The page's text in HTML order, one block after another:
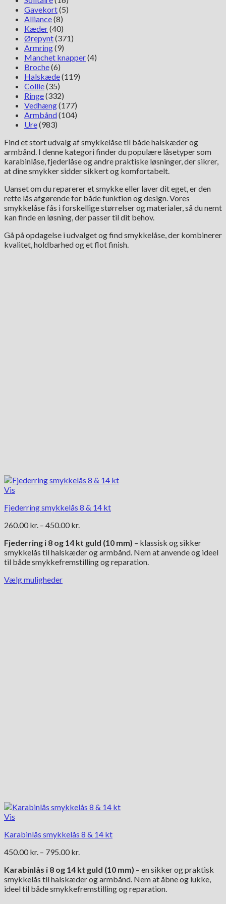
Gavekort(5)
Alliance(8)
Kæder(40)
Ørepynt(371)
Armring(9)
Manchet knapper(4)
Broche(6)
Halskæde(119)
Collie(35)
Ringe(332)
Vedhæng(177)
Armbånd(104)
Ure(983)
Find et stort udvalg af smykkelåse til både halskæder og
armbånd. I denne kategori finder du populære låsetyper som
karabinlåse, fjederlåse og andre praktiske løsninger, der sikrer,
at dine smykker sidder sikkert og komfortabelt.
Uanset om du reparerer et smykke eller laver dit eget, er den
rette lås afgørende for både funktion og design. Vores
smykkelåse fås i forskellige størrelser og materialer, så du nemt
kan finde en løsning, der passer til dit behov.
Gå på opdagelse i udvalget og find smykkelåse, der kombinerer
kvalitet, holdbarhed og et flot finish.
Vis
Fjederring smykkelås 8 & 14 kt
260.00 kr. – 450.00 kr.
til
450.00 kr.
Fjederring i 8 og 14 kt guld (10 mm) – klassisk og sikker
smykkelås til halskæder og armbånd. Nem at anvende og ideel
til både smykkefremstilling og reparation.
Vælg muligheder
Vis
Karabinlås smykkelås 8 & 14 kt
450.00 kr. – 795.00 kr.
til
795.00 kr.
Karabinlås i 8 og 14 kt guld (10 mm) – en sikker og praktisk
smykkelås til halskæder og armbånd. Nem at åbne og lukke,
ideel til både smykkefremstilling og reparation.